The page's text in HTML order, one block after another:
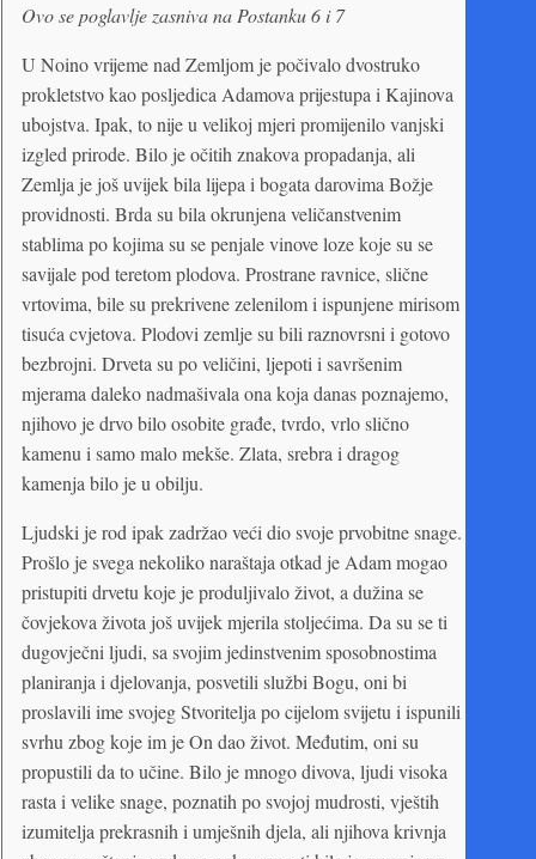
Ovo se poglavlje zasniva na Postanku 6 i 7
U Noino vrijeme nad Zemljom je počivalo dvostruko
prokletstvo kao posljedica Adamova prijestupa i Kajinova
ubojstva. Ipak, to nije u velikoj mjeri promijenilo vanjski
izgled prirode. Bilo je očitih znakova propadanja, ali
Zemlja je još uvijek bila lijepa i bogata darovima Božje
providnosti. Brda su bila okrunjena veličanstvenim
stablima po kojima su se penjale vinove loze koje su se
savijale pod teretom plodova. Prostrane ravnice, slične
vrtovima, bile su prekrivene zelenilom i ispunjene mirisom
tisuća cvjetova. Plodovi zemlje su bili raznovrsni i gotovo
bezbrojni. Drveta su po veličini, ljepoti i savršenim
mjerama daleko nadmašivala ona koja danas poznajemo,
njihovo je drvo bilo osobite građe, tvrdo, vrlo slično
kamenu i samo malo mekše. Zlata, srebra i dragog
kamenja bilo je u obilju.
Ljudski je rod ipak zadržao veći dio svoje prvobitne snage.
Prošlo je svega nekoliko naraštaja otkad je Adam mogao
pristupiti drvetu koje je produljivalo život, a dužina se
čovjekova života još uvijek mjerila stoljećima. Da su se ti
dugovječni ljudi, sa svojim jedinstvenim sposobnostima
planiranja i djelovanja, posvetili službi Bogu, oni bi
proslavili ime svojeg Stvoritelja po cijelom svijetu i ispunili
svrhu zbog koje im je On dao život. Međutim, oni su
propustili da to učine. Bilo je mnogo divova, ljudi visoka
rasta i velike snage, poznatih po svojoj mudrosti, vještih
izumitelja prekrasnih i umješnih djela, ali njihova krivnja